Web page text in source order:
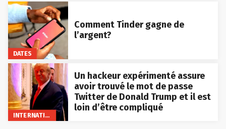
DATES
Comment Tinder gagne de
l’argent?
INTERNATIONAL
Un hackeur expérimenté assure
avoir trouvé le mot de passe
Twitter de Donald Trump et il est
loin d’être compliqué